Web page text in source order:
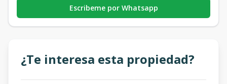
Escribeme por Whatsapp
¿Te interesa esta propiedad?